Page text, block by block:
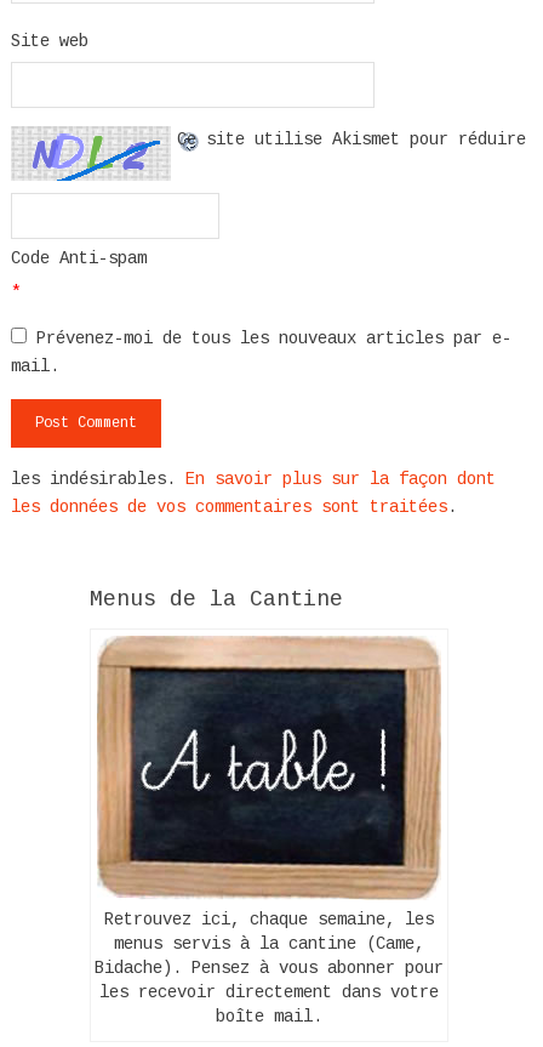
Site web
Code Anti-spam
*
Prévenez-moi de tous les nouveaux articles par e-
mail.
Ce site utilise Akismet pour réduire
les indésirables. En savoir plus sur la façon dont
les données de vos commentaires sont traitées.
Menus de la Cantine
Retrouvez ici, chaque semaine, les
menus servis à la cantine (Came,
Bidache). Pensez à vous abonner pour
les recevoir directement dans votre
boîte mail.